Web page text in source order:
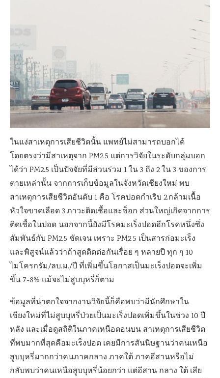
ในแง่สาเหตุการเสียชีวิตนั้น แพทย์ไม่สามารถบอกได้
โดยตรงว่ามีสาเหตุจาก PM2.5 แต่การวิจัยในระดับกลุ่มบอก
ได้ว่า PM2.5 เป็นปัจจัยที่มีส่วนร่วม 1 ใน 3 ถึง 2 ใน 3 ของการ
ตายเหล่านั้น จากการเก็บข้อมูลในจังหวัดเชียงใหม่ พบ
สาเหตุการเสียชีวิตอันดับ 1 คือ โรคปอดกำเริบ 2.กล้ามเนื้อ
หัวใจขาดเลือด 3.ภาวะติดเชื้อและช็อก ส่วนใหญ่เกิดจากการ
ติดเชื้อในปอด นอกจากนี้ยังมีโรคมะเร็งปอดอีกโรคหนึ่งซึ่ง
สัมพันธ์กับ PM2.5 ชัดเจน เพราะ PM2.5 เป็นสารก่อมะเร็ง
และพิสูจน์แล้วว่าถ้าสูดติดต่อกันเรื่อย ๆ หลายปี ทุก ๆ 10
ไมโครกรัม/ลบ.ม./ปี ที่เพิ่มขึ้นโอกาสเป็นมะเร็งปอดจะเพิ่ม
ขึ้น 7-8% แม้จะไม่สูบบุหรี่ก็ตาม
ข้อมูลที่น่าตกใจจากงานวิจัยนี้ก็คือพบว่ามีนักศึกษาใน
เชียงใหม่ที่ไม่สูบบุหรี่ป่วยเป็นมะเร็งปอดเพิ่มขึ้นในช่วง 10 ปี
หลัง และเมื่อดูสถิติในภาคเหนือตอนบน สาเหตุการเสียชีวิต
ที่พบมากที่สุดคือมะเร็งปอด เคยมีการสันนิษฐานว่าคนเหนือ
สูบบุหรี่มากกว่าคนภาคกลาง ภาคใต้ ภาคอีสานหรือไม่
กลับพบว่าคนเหนือสูบบุหรี่น้อยกว่า แต่อีสาน กลาง ใต้ เสีย